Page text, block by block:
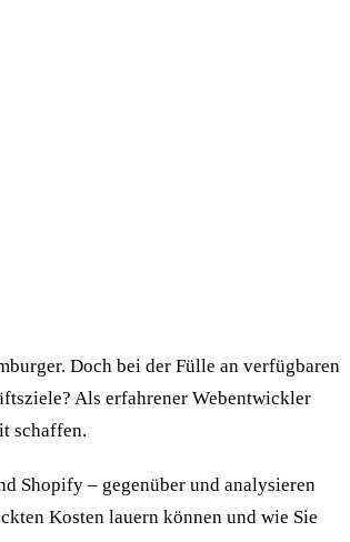
Doch bei der Fülle an verfügbaren
Als erfahrener Webentwickler
schaffen.
Shopify – gegenüber und analysieren
Kosten lauern können und wie Sie